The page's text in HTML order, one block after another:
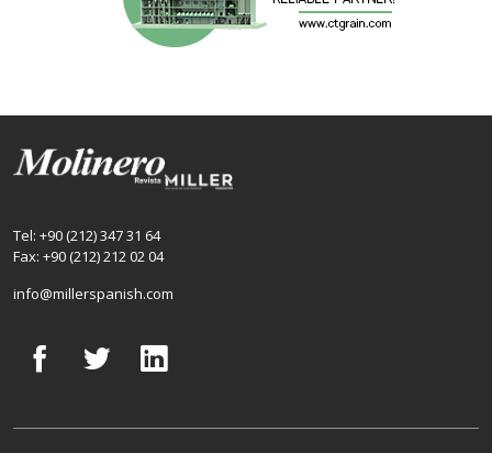
Tel: +90 (212) 347 31 64
Fax: +90 (212) 212 02 04
info@millerspanish.com